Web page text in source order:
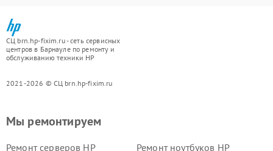
СЦ brn.hp-fixim.ru - сеть сервисных
центров в Барнауле по ремонту и
обслуживанию техники HP
2021-2026 © СЦ brn.hp-fixim.ru
Мы ремонтируем
Ремонт серверов HP
Ремонт ноутбуков HP